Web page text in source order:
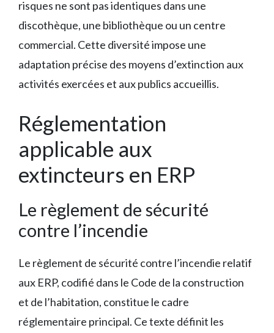
risques ne sont pas identiques dans une
discothèque, une bibliothèque ou un centre
commercial. Cette diversité impose une
adaptation précise des moyens d’extinction aux
activités exercées et aux publics accueillis.
Réglementation
applicable aux
extincteurs en ERP
Le règlement de sécurité
contre l’incendie
Le règlement de sécurité contre l’incendie relatif
aux ERP, codifié dans le Code de la construction
et de l’habitation, constitue le cadre
réglementaire principal. Ce texte définit les